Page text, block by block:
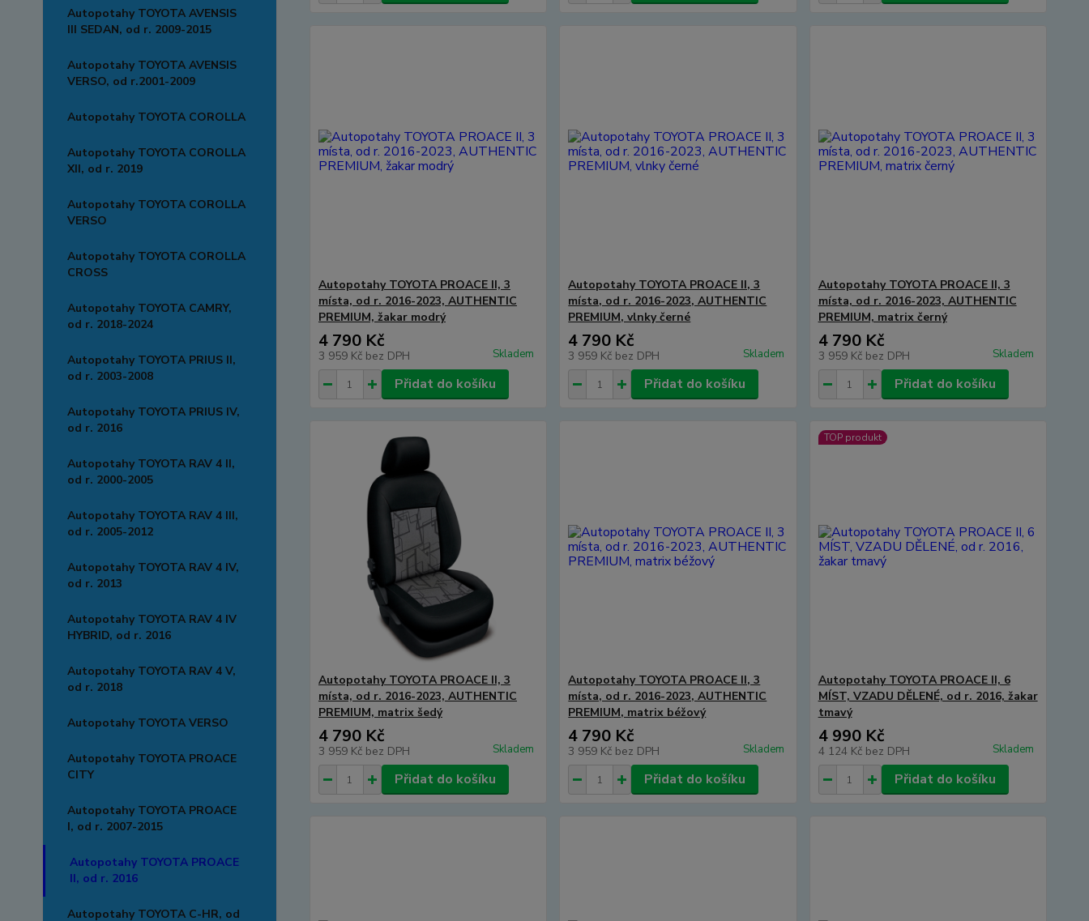
Autopotahy TOYOTA AVENSIS
III SEDAN, od r. 2009-2015
Autopotahy TOYOTA AVENSIS
VERSO, od r.2001-2009
Autopotahy TOYOTA COROLLA
Autopotahy TOYOTA COROLLA
XII, od r. 2019
Autopotahy TOYOTA COROLLA
VERSO
Autopotahy TOYOTA COROLLA
CROSS
Autopotahy TOYOTA CAMRY,
od r. 2018-2024
Autopotahy TOYOTA PRIUS II,
od r. 2003-2008
Autopotahy TOYOTA PRIUS IV,
od r. 2016
Autopotahy TOYOTA RAV 4 II,
od r. 2000-2005
Autopotahy TOYOTA RAV 4 III,
od r. 2005-2012
Autopotahy TOYOTA RAV 4 IV,
od r. 2013
Autopotahy TOYOTA RAV 4 IV
HYBRID, od r. 2016
Autopotahy TOYOTA RAV 4 V,
od r. 2018
Autopotahy TOYOTA VERSO
Autopotahy TOYOTA PROACE
CITY
Autopotahy TOYOTA PROACE
I, od r. 2007-2015
Autopotahy TOYOTA PROACE
II, od r. 2016
Autopotahy TOYOTA C-HR, od
Autopotahy TOYOTA PROACE II, 3
místa, od r. 2016-2023, AUTHENTIC
PREMIUM, žakar modrý
4 790 Kč
3 959 Kč bez DPH Skladem
Přidat do košíku
Autopotahy TOYOTA PROACE II, 3
místa, od r. 2016-2023, AUTHENTIC
PREMIUM, vlnky černé
4 790 Kč
3 959 Kč bez DPH Skladem
Přidat do košíku
Autopotahy TOYOTA PROACE II, 3
místa, od r. 2016-2023, AUTHENTIC
PREMIUM, matrix černý
4 790 Kč
3 959 Kč bez DPH Skladem
Přidat do košíku
Autopotahy TOYOTA PROACE II, 3
místa, od r. 2016-2023, AUTHENTIC
PREMIUM, matrix šedý
4 790 Kč
3 959 Kč bez DPH Skladem
Přidat do košíku
Autopotahy TOYOTA PROACE II, 3
místa, od r. 2016-2023, AUTHENTIC
PREMIUM, matrix béžový
4 790 Kč
3 959 Kč bez DPH Skladem
Přidat do košíku
TOP produkt
Autopotahy TOYOTA PROACE II, 6
MÍST, VZADU DĚLENÉ, od r. 2016, žakar
tmavý
4 990 Kč
4 124 Kč bez DPH Skladem
Přidat do košíku